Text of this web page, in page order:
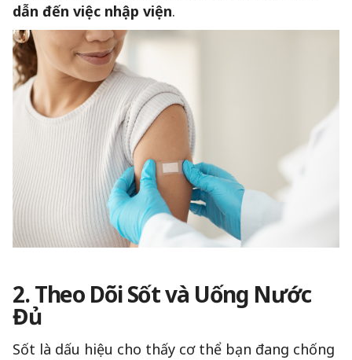
dẫn đến việc nhập viện.
2. Theo Dõi Sốt và Uống Nước
Đủ
Sốt là dấu hiệu cho thấy cơ thể bạn đang chống